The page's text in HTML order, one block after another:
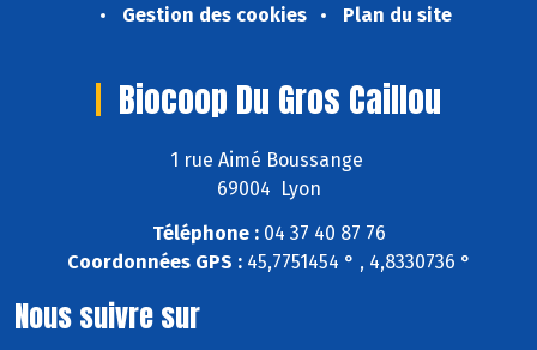
Gestion des cookies
Plan du site
Biocoop Du Gros Caillou
1 rue Aimé Boussange
69004 Lyon
Téléphone :04 37 40 87 76
Coordonnées GPS :45,7751454 ° , 4,8330736 °
Nous suivre sur